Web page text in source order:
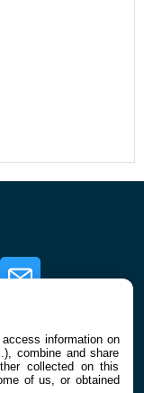
RSS Newsletter
access information on
combine and share
collected on this
of us, or obtained